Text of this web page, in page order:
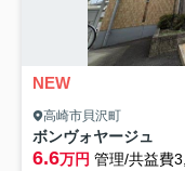
NEW
高崎市貝沢町
ボンヴォヤージュ
6.6万円 管理/共益費